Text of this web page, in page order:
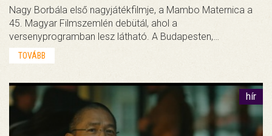
Nagy Borbála első nagyjátékfilmje, a Mambo Maternica a
45. Magyar Filmszemlén debütál, ahol a
versenyprogramban lesz látható. A Budapesten,…
TOVÁBB
hír